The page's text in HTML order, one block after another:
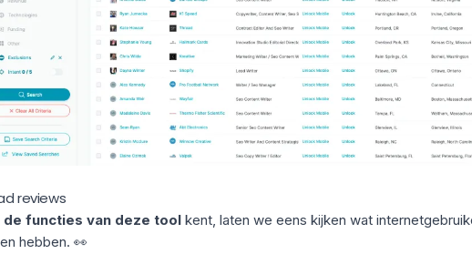
reviews
de functies van deze toolkent, laten we eens kijken wat
hebben. 👀